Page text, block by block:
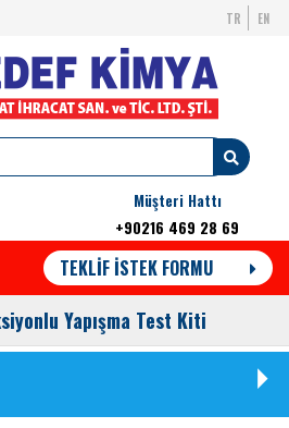
TR EN
Müşteri Hattı
+90216 469 28 69
TEKLİF İSTEK FORMU
Yapışma Test Kiti